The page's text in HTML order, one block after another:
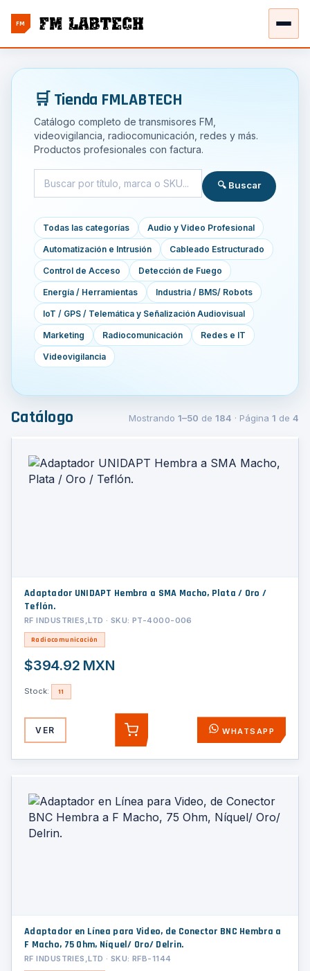
FM
🛒 Tienda FMLABTECH
Catálogo completo de transmisores FM,
videovigilancia, radiocomunicación, redes y más.
Productos profesionales con factura.
🔍 Buscar
Todas las categorías Audio y Video Profesional
Automatización e Intrusión Cableado Estructurado
Control de Acceso Detección de Fuego
Energía / Herramientas Industria / BMS/ Robots
IoT / GPS / Telemática y Señalización Audiovisual
Marketing Radiocomunicación Redes e IT
Videovigilancia
Catálogo Mostrando 1–50 de 184 · Página 1 de 4
Adaptador UNIDAPT Hembra a SMA Macho, Plata / Oro /
Teflón.
RF INDUSTRIES,LTD · SKU: PT-4000-006
Radiocomunicación
$394.92 MXN
Stock: 11
VER AGREGAR WHATSAPP
Adaptador en Línea para Video, de Conector BNC Hembra a
F Macho, 75 Ohm, Níquel/ Oro/ Delrin.
RF INDUSTRIES,LTD · SKU: RFB-1144